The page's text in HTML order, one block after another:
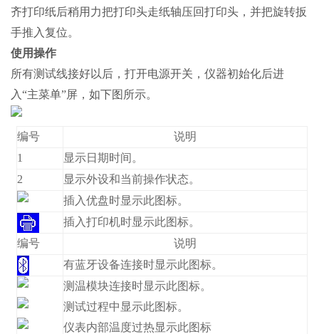
齐打印纸后稍用力把打印头走纸轴压回打印头，并把旋转扳
手推入复位。
使用操作
所有测试线接好以后，打开电源开关，仪器初始化后进
入“主菜单”屏，如下图所示。
编号
说明
1
显示日期时间。
2
显示外设和当前操作状态。
插入优盘时显示此图标。
插入打印机时显示此图标。
编号
说明
有蓝牙设备连接时显示此图标。
测温模块连接时显示此图标。
测试过程中显示此图标。
仪表内部温度过热显示此图标